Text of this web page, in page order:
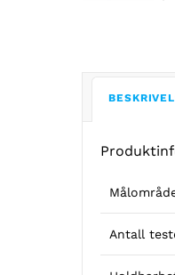
Antall